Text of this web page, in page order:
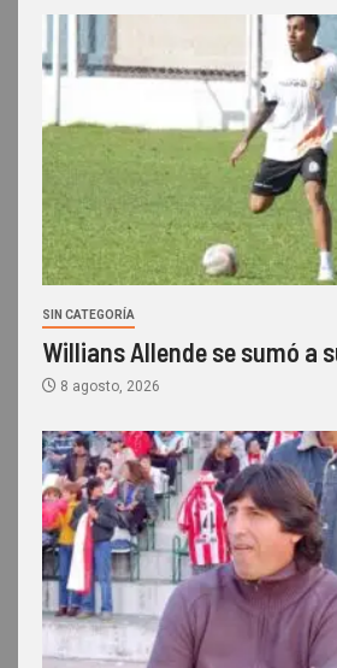
SIN CATEGORÍA
Willians Allende se sumó a
8 agosto, 2026